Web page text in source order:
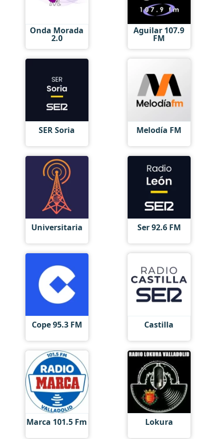
Onda Morada
2.0
Aguilar 107.9
FM
SER Soria Melodía FM
Universitaria Ser 92.6 FM
Cope 95.3 FM Castilla
Marca 101.5 Fm Lokura